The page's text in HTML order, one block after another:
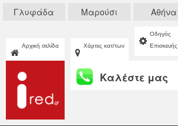
Γλυφάδα Μαρούσι Αθήνα
Αρχική σελίδα Χάρτες κατ/των
Οδηγός
Επισκευής
Καλέστε μας